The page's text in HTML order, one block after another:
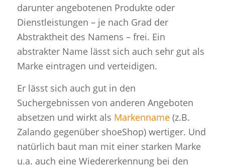
darunter angebotenen Produkte oder
Dienstleistungen – je nach Grad der
Abstraktheit des Namens – frei. Ein
abstrakter Name lässt sich auch sehr gut als
Marke eintragen und verteidigen.
Er lässt sich auch gut in den
Suchergebnissen von anderen Angeboten
absetzen und wirkt als Markenname(z.B.
Zalando gegenüber shoeShop) wertiger. Und
natürlich baut man mit einer starken Marke
u.a. auch eine Wiedererkennung bei den